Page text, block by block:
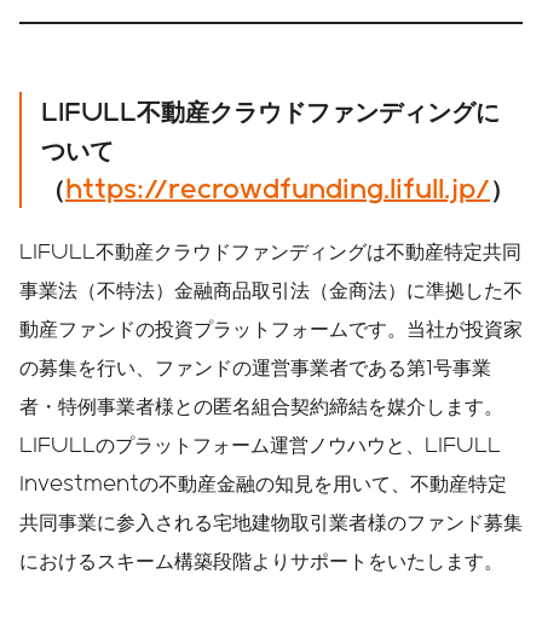
LIFULL不動産クラウドファンディングに
ついて
（https://recrowdfunding.lifull.jp/）
LIFULL不動産クラウドファンディングは不動産特定共同
事業法（不特法）金融商品取引法（金商法）に準拠した不
動産ファンドの投資プラットフォームです。当社が投資家
の募集を行い、ファンドの運営事業者である第1号事業
者・特例事業者様との匿名組合契約締結を媒介します。
LIFULLのプラットフォーム運営ノウハウと、LIFULL
Investmentの不動産金融の知見を用いて、不動産特定
共同事業に参入される宅地建物取引業者様のファンド募集
におけるスキーム構築段階よりサポートをいたします。